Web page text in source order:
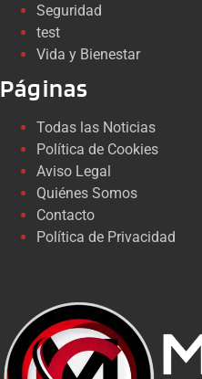
Seguridad
test
Vida y Bienestar
Páginas
Todas las Noticias
Política de Cookies
Aviso Legal
Quiénes Somos
Contacto
Política de Privacidad